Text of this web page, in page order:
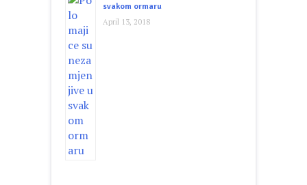
svakom ormaru
April 13, 2018